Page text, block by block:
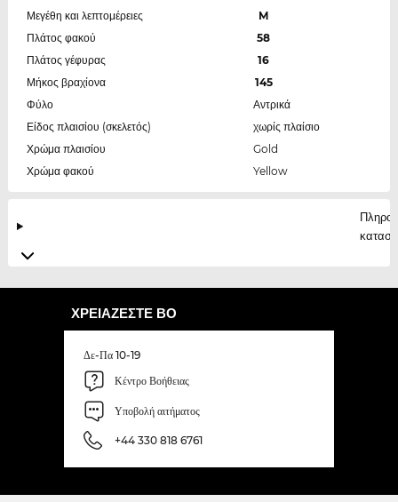
Μεγέθη και λεπτομέρειες
M
Πλάτος φακού
58
Πλάτος γέφυρας
16
Μήκος βραχίονα
145
Φύλο
Αντρικά
Είδος πλαισίου (σκελετός)
χωρίς πλαίσιο
Χρώμα πλαισίου
Gold
Χρώμα φακού
Yellow
ΧΡΕΙΆΖΕΣΤΕ ΒΟ
Δε-Πα 10-19
Κέντρο Βοήθειας
Υποβολή αιτήματος
+44 330 818 6761